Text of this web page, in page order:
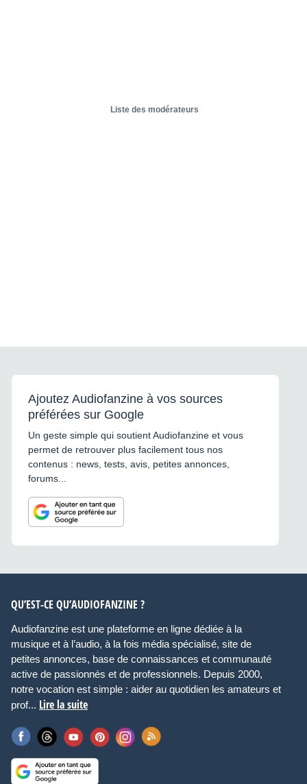
Liste des modérateurs
Ajoutez Audiofanzine à vos sources
préférées sur Google
Un geste simple qui soutient Audiofanzine et vous
permet de retrouver plus facilement tous nos
contenus : news, tests, avis, petites annonces,
forums...
QU’EST-CE QU’AUDIOFANZINE ?
Audiofanzine est une plateforme en ligne dédiée à la
musique et à l’audio, à la fois média spécialisé, site de
petites annonces, base de connaissances et communauté
active de passionnés et de professionnels. Depuis 2000,
notre vocation est simple : aider au quotidien les amateurs et
prof... Lire la suite